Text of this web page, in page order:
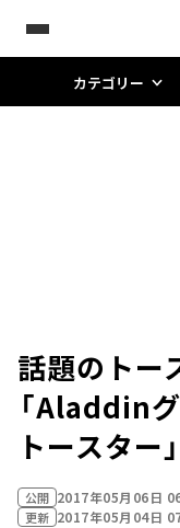
カテゴリー
話題のトー
――「
トースター
公開 2017年05月06日
更新 2017年05月04日